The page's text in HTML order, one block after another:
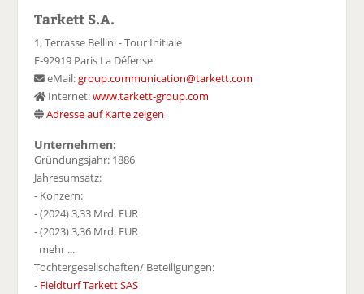
Tarkett S.A.
1, Terrasse Bellini - Tour Initiale
F-92919 Paris La Défense
eMail:group.communication@tarkett.com
Internet:www.tarkett-group.com
Adresse auf Karte zeigen
Unternehmen:
Gründungsjahr: 1886
Jahresumsatz:
- Konzern:
- (2024) 3,33 Mrd. EUR
- (2023) 3,36 Mrd. EUR
mehr ...
Tochtergesellschaften/ Beteiligungen:
- Fieldturf Tarkett SAS